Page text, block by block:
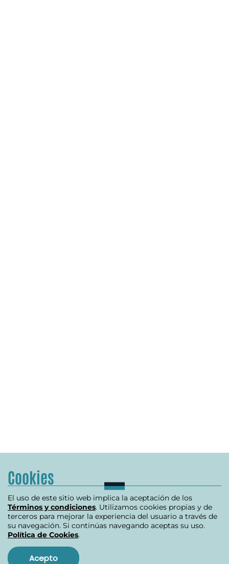
Cookies
El uso de este sitio web implica la aceptación de los
Términos y condiciones. Utilizamos cookies propias y de
terceros para mejorar la experiencia del usuario a través de
su navegación. Si continúas navegando aceptas su uso.
Política de Cookies.
Acepto